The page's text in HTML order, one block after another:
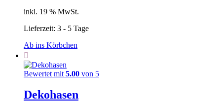
inkl. 19 % MwSt.
Lieferzeit: 3 - 5 Tage
Ab ins Körbchen
Bewertet mit 5.00 von 5
Dekohasen